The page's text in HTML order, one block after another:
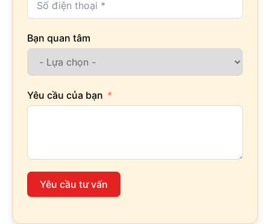
Bạn quan tâm
Yêu cầu của bạn
Yêu cầu tư vấn